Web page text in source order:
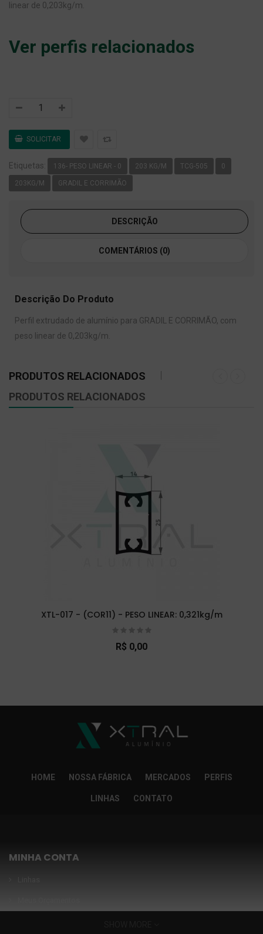
linear de 0,203kg/m.
Ver perfis relacionados
Etiquetas: 136- PESO LINEAR - 0 203 KG/M TCG-505 0
203KG/M GRADIL E CORRIMÃO
DESCRIÇÃO
COMENTÁRIOS (0)
Descrição Do Produto
Perfil extrudado de alumínio para GRADIL E CORRIMÃO, com
peso linear de 0,203kg/m.
PRODUTOS RELACIONADOS
PRODUTOS RELACIONADOS
XTL-017 - (COR11) - PESO LINEAR: 0,321kg/m
R$ 0,00
HOME NOSSA FÁBRICA MERCADOS PERFIS
LINHAS CONTATO
MINHA CONTA